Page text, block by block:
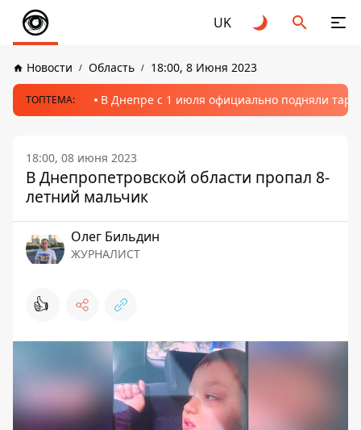
UK
Новости Область 18:00, 8 Июня 2023
ТОПТЕМА: В Днепре с 1 июля официально подняли
18:00, 08 июня 2023
В Днепропетровской области пропал 8-
летний мальчик
Олег Бильдин
ЖУРНАЛИСТ
👍